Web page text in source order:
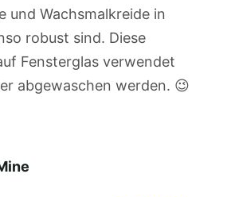
und Wachsmalkreide in
robust sind. Diese
Fensterglas verwendet
abgewaschen werden. 😉